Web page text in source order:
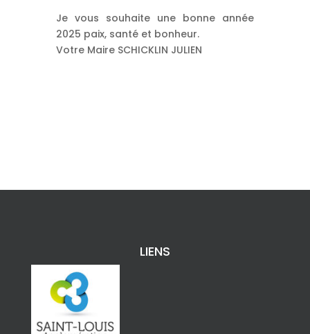
Je vous souhaite une bonne année
2025 paix, santé et bonheur.
Votre Maire SCHICKLIN JULIEN
LIENS